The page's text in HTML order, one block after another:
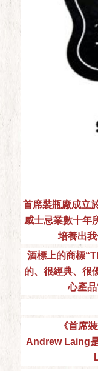
首席裝瓶廠成立
威士忌業數十年
培養出我
酒標上的商標
的、很經典、很
心產品
《首席
Andrew Laing